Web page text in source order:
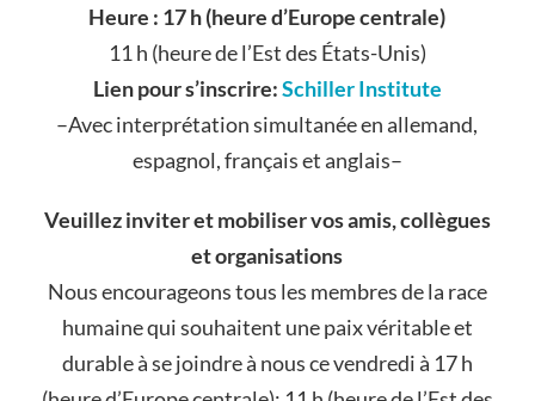
Heure : 17 h (heure d’Europe centrale)
11 h (heure de l’Est des États-Unis)
Lien pour s’inscrire:Schiller Institute
–Avec interprétation simultanée en allemand,
espagnol, français et anglais–
Veuillez inviter et mobiliser vos amis, collègues
et organisations
Nous encourageons tous les membres de la race
humaine qui souhaitent une paix véritable et
durable à se joindre à nous ce vendredi à 17 h